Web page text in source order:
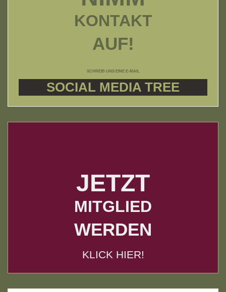
KONTAKT
AUF!
SCHREIB UNS EINE E-MAIL
SOCIAL MEDIA TREE
JETZT
MITGLIED
WERDEN
KLICK HIER!